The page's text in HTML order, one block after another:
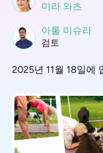
미라 와츠
아툴 미슈라
검토
2025년 11월 18일에